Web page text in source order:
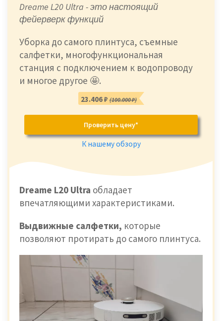
Dreame L20 Ultra - это настоящий
фейерверк функций
Уборка до самого плинтуса, съемные
салфетки, многофункциональная
станция с подключением к водопроводу
и многое другое 🤩.
23.406 ₽(100.000 ₽)
Проверить цену*
К нашему обзору
Dreame L20 Ultra обладает
впечатляющими характеристиками.
Выдвижные салфетки, которые
позволяют протирать до самого плинтуса.